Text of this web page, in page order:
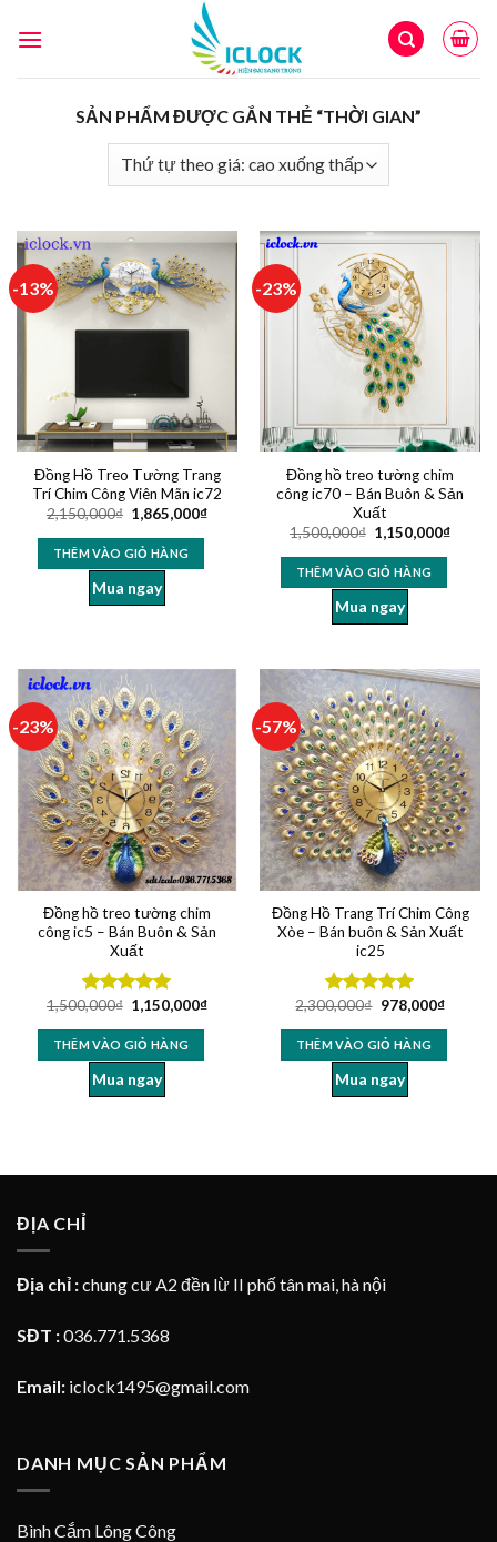
SẢN PHẨM ĐƯỢC GẮN THẺ “THỜI GIAN”
-13%
Đồng Hồ Treo Tường Trang
Trí Chim Công Viên Mãn ic72
2,150,000₫ 1,865,000₫
THÊM VÀO GIỎ HÀNG
Mua ngay
-23%
Đồng hồ treo tường chim
công ic70 – Bán Buôn & Sản
Xuất
1,500,000₫ 1,150,000₫
THÊM VÀO GIỎ HÀNG
Mua ngay
-23%
Đồng hồ treo tường chim
công ic5 – Bán Buôn & Sản
Xuất
Được xếp
5 sao
1,500,000₫ 1,150,000₫
THÊM VÀO GIỎ HÀNG
Mua ngay
-57%
Đồng Hồ Trang Trí Chim Công
Xòe – Bán buôn & Sản Xuất
ic25
Được xếp
5 sao
2,300,000₫ 978,000₫
THÊM VÀO GIỎ HÀNG
Mua ngay
ĐỊA CHỈ
Địa chỉ :chung cư A2 đền lừ II phố tân mai, hà nội
SĐT :036.771.5368
Email: iclock1495@gmail.com
DANH MỤC SẢN PHẨM
Bình Cắm Lông Công